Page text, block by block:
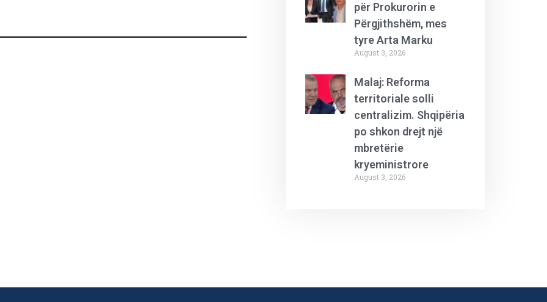
për Prokurorin e
Përgjithshëm, mes
tyre Arta Marku
August 3, 2026
Malaj: Reforma
territoriale solli
centralizim. Shqipëria
po shkon drejt një
mbretërie
kryeministrore
August 3, 2026